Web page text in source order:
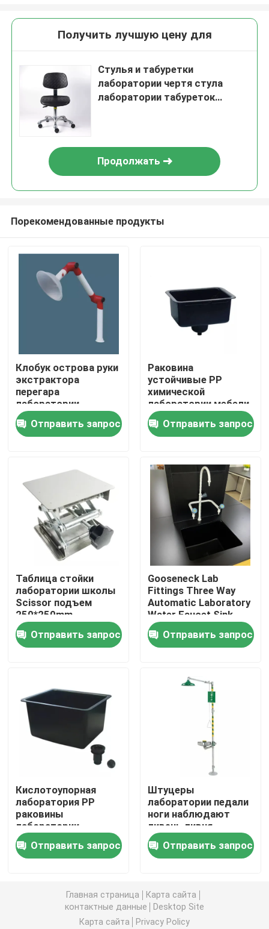
О нас
Путешествие фабрики
Свяжитесь мы
Случаи
Современная мебель лаборатории
Мебель лаборатории школы
Суд стены лаборатории
Клобук перегара лаборатории
Суд баланса лаборатории
Суды лабораторной работы
Шкаф хранения лаборатории
биологический шкаф безопасности
Получить лучшую цену для
Стулья и табуретки
лаборатории чертя стула
лаборатории табуреток
Продолжать
Порекомендованные продукты
Клобук острова руки
экстрактора
перегара
лаборатории
всеобщей руки
извлечения
лаборатории
Отправить запрос
Раковина
устойчивые PP
химической
лаборатории мебели
лаборатории тонет
для лаборатории 42L
к 125L
Отправить запрос
Таблица стойки
лаборатории школы
Scissor подъем
250*250mm
лаборатория
руководства Scissor
подъем
Отправить запрос
Gooseneck Lab
Fittings Three Way
Automatic Laboratory
Water Faucet Sink
Assay
Отправить запрос
Кислотоупорная
лаборатория PP
раковины
лаборатории
полипропилена тонет
42L к 125L
Отправить запрос
Штуцеры
лаборатории педали
ноги наблюдают
ливень ливня
аварийный и станция
11.4L/Min
очковтирательства
Отправить запрос
Главная страница
Карта сайта
контактные данные
Desktop Site
Карта сайта
Privacy Policy